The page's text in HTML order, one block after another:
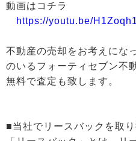
動画はコチラ
https://youtu.be/
不動産の売却をお考えにな
のいるフォーティセブン不
無料で査定も致します。
■当社でリースバックを取